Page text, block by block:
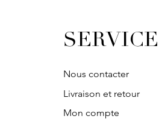
Nous contacter
Livraison et retour
Mon compte